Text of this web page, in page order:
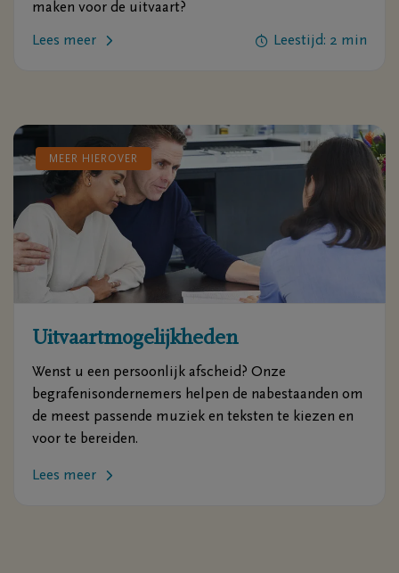
maken voor de uitvaart?
Lees meer Leestijd: 2 min
MEER HIEROVER
Uitvaartmogelijkheden
Wenst u een persoonlijk afscheid? Onze
begrafenisondernemers helpen de nabestaanden om
de meest passende muziek en teksten te kiezen en
voor te bereiden.
Lees meer